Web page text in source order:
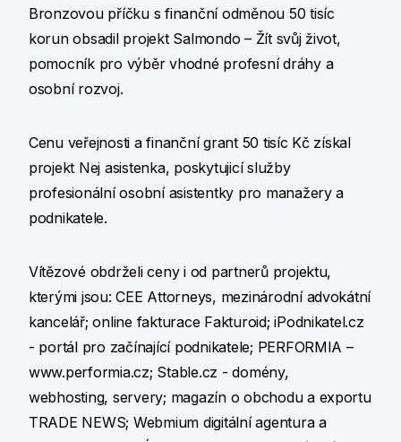
Bronzovou příčku s finanční odměnou 50 tisíc
korun obsadil projekt Salmondo – Žít svůj život,
pomocník pro výběr vhodné profesní dráhy a
osobní rozvoj.
Cenu veřejnosti a finanční grant 50 tisíc Kč získal
projekt Nej asistenka, poskytujicí služby
profesionální osobní asistentky pro manažery a
podnikatele.
Vítězové obdrželi ceny i od partnerů projektu,
kterými jsou: CEE Attorneys, mezinárodní advokátní
kancelář; online fakturace Fakturoid; iPodnikatel.cz
- portál pro začínající podnikatele; PERFORMIA –
www.performia.cz; Stable.cz - domény,
webhosting, servery; magazín o obchodu a exportu
TRADE NEWS; Webmium digitální agentura a